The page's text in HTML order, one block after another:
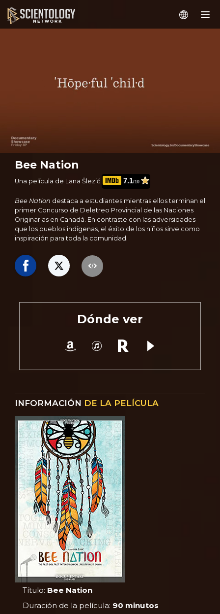
Bee Nation
Una película de Lana Šlezić 7.1/10
Bee Nation destaca a estudiantes mientras ellos terminan el
primer Concurso de Deletreo Provincial de las Naciones
Originarias en Canadá. En contraste con las adversidades
que los pueblos indígenas, el éxito de los niños sirve como
inspiración para toda la comunidad.
Dónde ver
INFORMACIÓN DE LA PELÍCULA
Título: Bee Nation
Duración de la película: 90 minutos